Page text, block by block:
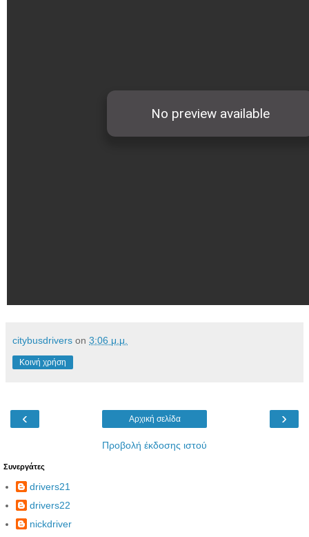
citybusdrivers on 3:06 μ.μ.
Κοινή χρήση
‹ ›
Αρχική σελίδα
Προβολή έκδοσης ιστού
Συνεργάτες
drivers21
drivers22
nickdriver